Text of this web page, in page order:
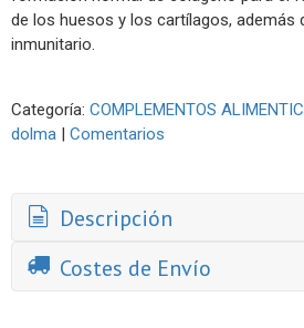
de los huesos y los cartílagos, además
inmunitario.
Categoría: COMPLEMENTOS
dolma | Comentarios
Descripción
Costes de Envío